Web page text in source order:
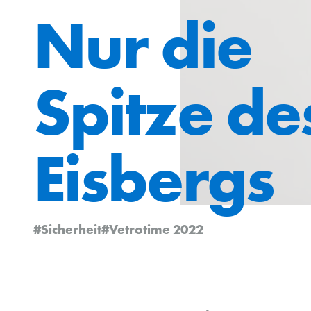
Nur die
Spitze
Eisbergs
#Sicherheit#Vetrotime 2022